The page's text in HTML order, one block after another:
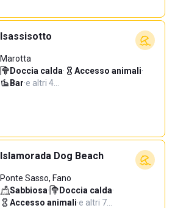
Isassisotto
Marotta
Doccia calda· Accesso animali·
Bar·e altri 4…
Islamorada Dog Beach
Ponte Sasso, Fano
Sabbiosa· Doccia calda·
Accesso animali·e altri 7…